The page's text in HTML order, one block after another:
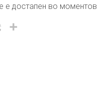
е достапен во
Viber